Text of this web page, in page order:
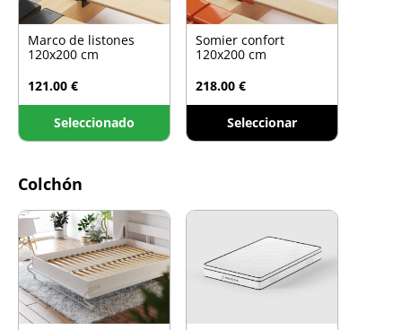
Marco de listones
120x200 cm
121.00 €
Seleccionado
Somier confort
120x200 cm
218.00 €
Seleccionar
Colchón